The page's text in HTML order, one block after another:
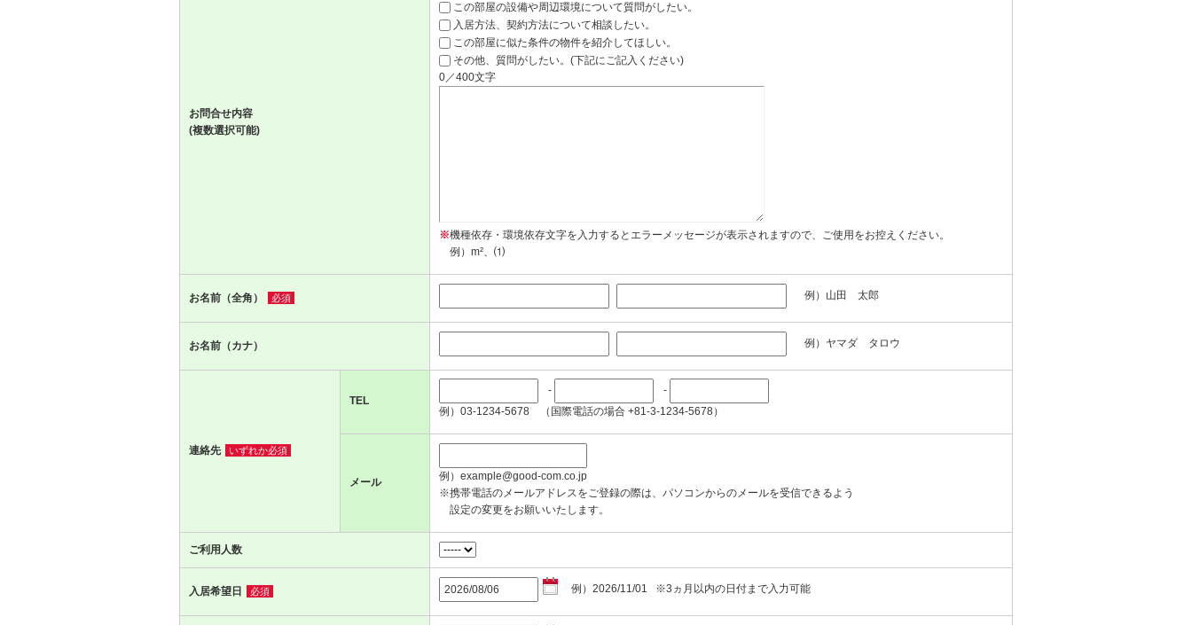
お問合せ内容
(複数選択可能)
この部屋の設備や周辺環境について質問がしたい。
入居方法、契約方法について相談したい。
この部屋に似た条件の物件を紹介してほしい。
その他、質問がしたい。(下記にご記入ください)
0／400文字
※機種依存・環境依存文字を入力するとエラーメッセージが表示されますので、ご使用をお控えください。
例）m²、⑴
お名前（全角） 必須 例）山田 太郎
お名前（カナ） 例）ヤマダ タロウ
連絡先 いずれか必須
TEL
-
-
例）03-1234-5678 （国際電話の場合 +81-3-1234-5678）
メール
例）example@good-com.co.jp
※携帯電話のメールアドレスをご登録の際は、パソコンからのメールを受信できるよう
設定の変更をお願いいたします。
ご利用人数
入居希望日 必須 例）2026/11/01 ※3ヵ月以内の日付まで入力可能